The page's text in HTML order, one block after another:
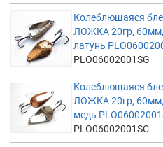
Колеблющаяся
ЛОЖКА 20гр,
латунь
PLO06002001SG
Колеблющаяся
ЛОЖКА 20гр,
медь
PLO06002001SC